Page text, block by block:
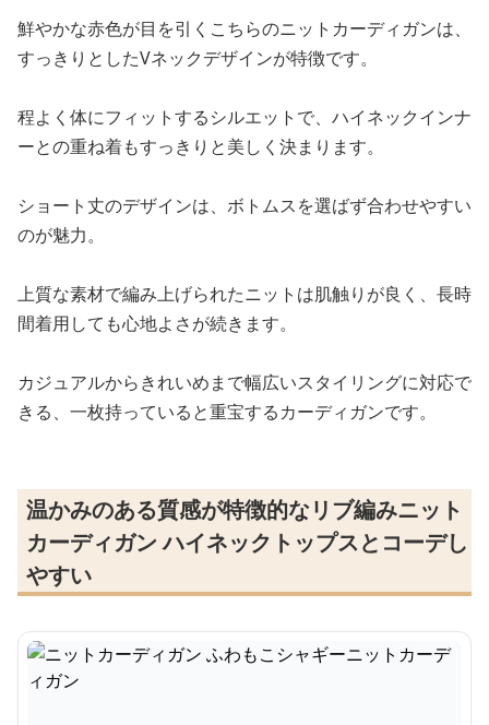
鮮やかな赤色が目を引くこちらのニットカーディガンは、
すっきりとしたVネックデザインが特徴です。
程よく体にフィットするシルエットで、ハイネックインナ
ーとの重ね着もすっきりと美しく決まります。
ショート丈のデザインは、ボトムスを選ばず合わせやすい
のが魅力。
上質な素材で編み上げられたニットは肌触りが良く、長時
間着用しても心地よさが続きます。
カジュアルからきれいめまで幅広いスタイリングに対応で
きる、一枚持っていると重宝するカーディガンです。
温かみのある質感が特徴的なリブ編みニット
カーディガン ハイネックトップスとコーデし
やすい